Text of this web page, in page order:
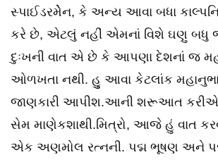
સ્પાઈડરમેેેન, કે અન્ય આવા બધા
કરે છે, એટલું નહીં એમનાં વિશે ઘણુ બધુ
દુઃખની વાત એ છે કે આપણા દેશનાં જ
ઓળખતા નથી. હુુ આવા કેટલાંક
જાણકારી આપીશ.આની શરૂઆત કરીએ
સેમ માણેકશાથી.મિત્રો, આજે હું વાત
એક અણમોલ રત્નની. પદ્મ ભૂષણ અને